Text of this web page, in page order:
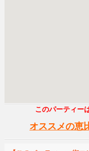
このパーティー
オススメの恵